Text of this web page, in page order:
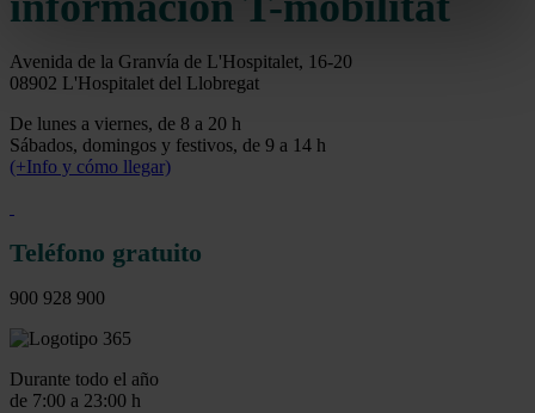
Avenida de la Granvía de L'Hospitalet, 16-20
08902 L'Hospitalet del Llobregat
De lunes a viernes, de 8 a 20 h
Sábados, domingos y festivos, de 9 a 14 h
(+Info y cómo llegar)
Teléfono gratuito
900 928 900
Durante todo el año
de 7:00 a 23:00 h